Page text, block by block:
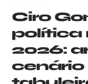
Ciro
política
2026:
cenário